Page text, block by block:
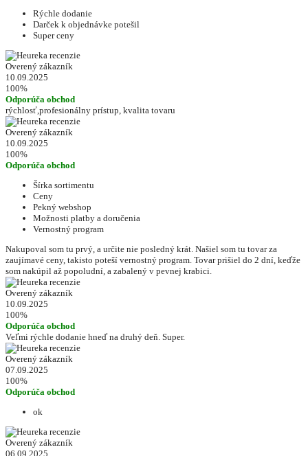
Rýchle dodanie
Darček k objednávke potešil
Super ceny
Overený zákazník
10.09.2025
100%
Odporúča obchod
rýchlosť,profesionálny prístup, kvalita tovaru
Overený zákazník
10.09.2025
100%
Odporúča obchod
Šírka sortimentu
Ceny
Pekný webshop
Možnosti platby a doručenia
Vernostný program
Nakupoval som tu prvý, a určite nie posledný krát. Našiel som tu tovar za
zaujímavé ceny, takisto poteší vernostný program. Tovar prišiel do 2 dní, keďže
som nakúpil až popoludní, a zabalený v pevnej krabici.
Overený zákazník
10.09.2025
100%
Odporúča obchod
Veľmi rýchle dodanie hneď na druhý deň. Super.
Overený zákazník
07.09.2025
100%
Odporúča obchod
ok
Overený zákazník
06.09.2025